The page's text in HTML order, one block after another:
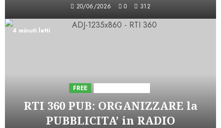
20/06/2026 0 312
4 minuti letti
FREE
RTI 360 PUB: ORGANIZZARE la
PUBBLICITA’ in RADIO